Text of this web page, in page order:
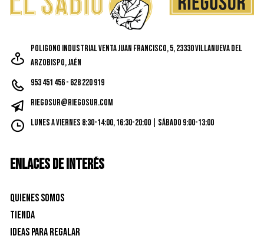
Poligono Industrial Venta Juan Francisco, 5, 23330 Villanueva del
Arzobispo, Jaén
953 451 456 - 628 220 919
riegosur@riegosur.com
Lunes a Viernes 8:30-14:00, 16:30-20:00 | Sábado 9:00-13:00
ENLACES DE INTERÉS
Quienes Somos
Tienda
Ideas para Regalar